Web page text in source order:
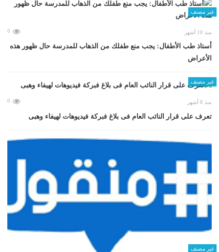
غير مصنف
منذ 10 أشهر 0
أستاذ طب الأطفال: يجب منع طفلك من الذهاب للمدرسة حال ظهور هذه
الأعراض
غير مصنف
منذ 8 أشهر 0
تعرف على قرار النائب العام فى بلاغ فبركة فيديوهات لهيفاء وهبى
غير مصنف